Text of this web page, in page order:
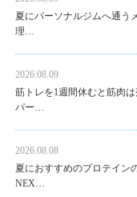
夏にパーソナルジムへ通う
理…
2026.08.09
筋トレを1週間休むと筋肉
パー…
2026.08.08
夏におすすめのプロテイン
NEX…